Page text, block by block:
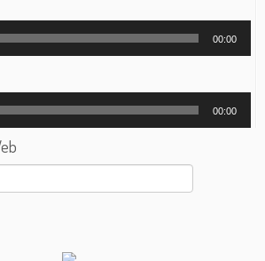
00:00
00:00